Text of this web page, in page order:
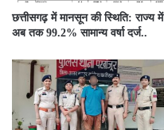
छत्तीसगढ़ में मानसून की स्थिति: राज्य में
अब तक 99.2% सामान्य वर्षा दर्ज..